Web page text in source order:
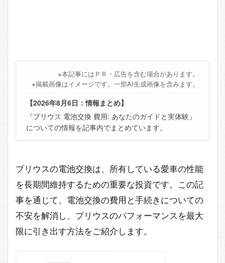
※本記事にはＰＲ・広告を含む場合があります。
※掲載画像はイメージです。一部AI生成画像を含みます。
【2026年8月6日：情報まとめ】
『プリウス 電池交換 費用: あなたのガイドと実体験』
についての情報を記事内でまとめています。
プリウスの電池交換は、所有している愛車の性能
を長期間維持するための重要な投資です。この記
事を通じて、電池交換の費用と手続きについての
不安を解消し、プリウスのパフォーマンスを最大
限に引き出す方法をご紹介します。